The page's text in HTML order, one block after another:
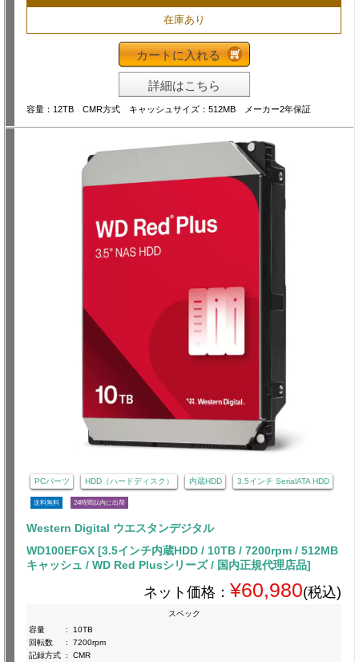
在庫あり
カートに入れる
詳細はこちら
容量：12TB CMR方式 キャッシュサイズ：512MB メーカー2年保証
PCパーツ HDD（ハードディスク） 内蔵HDD 3.5インチ SerialATA HDD
送料無料 24時間以内に出荷
Western Digital ウエスタンデジタル
WD100EFGX [3.5インチ内蔵HDD / 10TB / 7200rpm / 512MB
キャッシュ / WD Red Plusシリーズ / 国内正規代理店品]
ネット価格： ¥60,980(税込)
スペック
容量
:
10TB
回転数
:
7200rpm
記録方式 : CMR